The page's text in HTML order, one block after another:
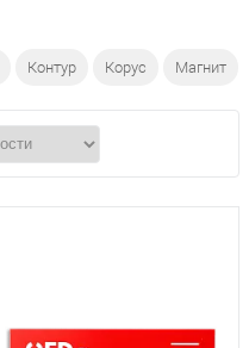
Контур Корус Магнит